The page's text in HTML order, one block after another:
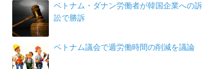
ベトナム・ダナン労働者が韓国企業への訴
訟で勝訴
ベトナム議会で週労働時間の削減を議論